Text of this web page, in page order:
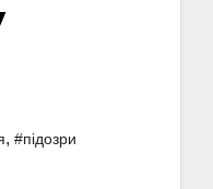
, #підозри